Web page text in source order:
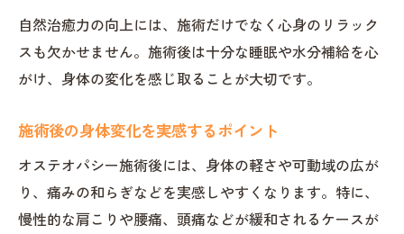
自然治癒力の向上には、施術だけでなく心身のリラック
スも欠かせません。施術後は十分な睡眠や水分補給を心
がけ、身体の変化を感じ取ることが大切です。
施術後の身体変化を実感するポイント
オステオパシー施術後には、身体の軽さや可動域の広が
り、痛みの和らぎなどを実感しやすくなります。特に、
慢性的な肩こりや腰痛、頭痛などが緩和されるケースが